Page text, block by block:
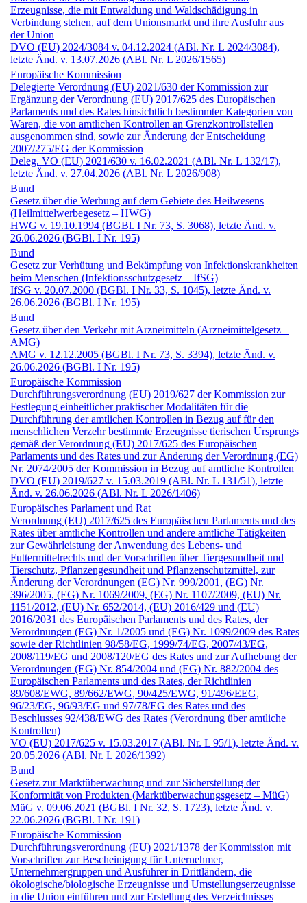
Erzeugnisse, die mit Entwaldung und Waldschädigung in
Verbindung stehen, auf dem Unionsmarkt und ihre Ausfuhr aus
der Union
DVO (EU) 2024/3084 v. 04.12.2024 (ABl. Nr. L 2024/3084),
letzte Änd. v. 13.07.2026 (ABl. Nr. L 2026/1565)
Europäische Kommission
Delegierte Verordnung (EU) 2021/630 der Kommission zur
Ergänzung der Verordnung (EU) 2017/625 des Europäischen
Parlaments und des Rates hinsichtlich bestimmter Kategorien von
Waren, die von amtlichen Kontrollen an Grenzkontrollstellen
ausgenommen sind, sowie zur Änderung der Entscheidung
2007/275/EG der Kommission
Deleg. VO (EU) 2021/630 v. 16.02.2021 (ABl. Nr. L 132/17),
letzte Änd. v. 27.04.2026 (ABl. Nr. L 2026/908)
Bund
Gesetz über die Werbung auf dem Gebiete des Heilwesens
(Heilmittelwerbe­gesetz – HWG)
HWG v. 19.10.1994 (BGBl. I Nr. 73, S. 3068), letzte Änd. v.
26.06.2026 (BGBl. I Nr. 195)
Bund
Gesetz zur Verhütung und Bekämpfung von Infektionskrankheiten
beim Menschen (Infektionsschutz­gesetz – IfSG)
IfSG v. 20.07.2000 (BGBl. I Nr. 33, S. 1045), letzte Änd. v.
26.06.2026 (BGBl. I Nr. 195)
Bund
Gesetz über den Verkehr mit Arzneimitteln (Arzneimittel­gesetz –
AMG)
AMG v. 12.12.2005 (BGBl. I Nr. 73, S. 3394), letzte Änd. v.
26.06.2026 (BGBl. I Nr. 195)
Europäische Kommission
Durchführungs­verordnung (EU) 2019/627 der Kommission zur
Festlegung einheitlicher praktischer Modalitäten für die
Durchführung der amtlichen Kontrollen in Bezug auf für den
menschlichen Verzehr bestimmte Erzeugnisse tierischen Ursprungs
gemäß der Verordnung (EU) 2017/625 des Europäischen
Parlaments und des Rates und zur Änderung der Verordnung (EG)
Nr. 2074/2005 der Kommission in Bezug auf amtliche Kontrollen
DVO (EU) 2019/627 v. 15.03.2019 (ABl. Nr. L 131/51), letzte
Änd. v. 26.06.2026 (ABl. Nr. L 2026/1406)
Europäisches Parlament und Rat
Verordnung (EU) 2017/625 des Europäischen Parlaments und des
Rates über amtliche Kontrollen und andere amtliche Tätigkeiten
zur Gewährleistung der Anwendung des Lebens- und
Futtermittelrechts und der Vorschriften über Tiergesundheit und
Tierschutz, Pflanzengesundheit und Pflanzenschutzmittel, zur
Änderung der Verordnungen (EG) Nr. 999/2001, (EG) Nr.
396/2005, (EG) Nr. 1069/2009, (EG) Nr. 1107/2009, (EU) Nr.
1151/2012, (EU) Nr. 652/2014, (EU) 2016/429 und (EU)
2016/2031 des Europäischen Parlaments und des Rates, der
Verordnungen (EG) Nr. 1/2005 und (EG) Nr. 1099/2009 des Rates
sowie der Richtlinien 98/58/EG, 1999/74/EG, 2007/43/EG,
2008/119/EG und 2008/120/EG des Rates und zur Aufhebung der
Verordnungen (EG) Nr. 854/2004 und (EG) Nr. 882/2004 des
Europäischen Parlaments und des Rates, der Richtlinien
89/608/EWG, 89/662/EWG, 90/425/EWG, 91/496/EEG,
96/23/EG, 96/93/EG und 97/78/EG des Rates und des
Beschlusses 92/438/EWG des Rates (Verordnung über amtliche
Kontrollen)
VO (EU) 2017/625 v. 15.03.2017 (ABl. Nr. L 95/1), letzte Änd. v.
20.05.2026 (ABl. Nr. L 2026/1392)
Bund
Gesetz zur Marktüberwachung und zur Sicherstellung der
Konformität von Produkten (Marktüberwachungs­gesetz – MüG)
MüG v. 09.06.2021 (BGBl. I Nr. 32, S. 1723), letzte Änd. v.
22.06.2026 (BGBl. I Nr. 191)
Europäische Kommission
Durchführungs­verordnung (EU) 2021/1378 der Kommission mit
Vorschriften zur Bescheinigung für Unternehmer,
Unternehmergruppen und Ausführer in Drittländern, die
ökologische/biologische Erzeugnisse und Umstellungserzeugnisse
in die Union einführen und zur Erstellung des Verzeichnisses